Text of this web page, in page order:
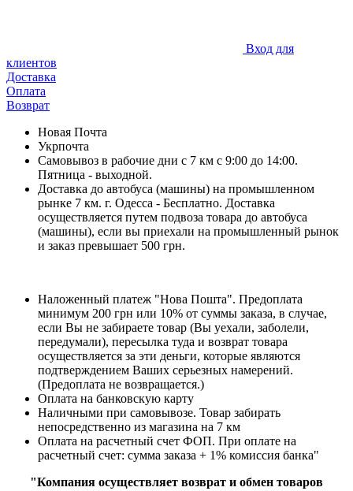
Вход для
клиентов
Доставка
Оплата
Возврат
Новая Почта
Укрпочта
Самовывоз в рабочие дни с 7 км с 9:00 до 14:00.
Пятница - выходной.
Доставка до автобуса (машины) на промышленном
рынке 7 км. г. Одесса - Бесплатно. Доставка
осуществляется путем подвоза товара до автобуса
(машины), если вы приехали на промышленный рынок
и заказ превышает 500 грн.
Наложенный платеж "Нова Пошта". Предоплата
минимум 200 грн или 10% от суммы заказа, в случае,
если Вы не забираете товар (Вы уехали, заболели,
передумали), пересылка туда и возврат товара
осуществляется за эти деньги, которые являются
подтверждением Ваших серьезных намерений.
(Предоплата не возвращается.)
Оплата на банковскую карту
Наличными при самовывозе. Товар забирать
непосредственно из магазина на 7 км
Оплата на расчетный счет ФОП. При оплате на
расчетный счет: сумма заказа + 1% комиссия банка"
"Компания осуществляет возврат и обмен товаров